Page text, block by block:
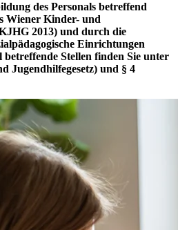
des Personals betreffend
Wiener Kinder- und
2013) und durch die
Einrichtungen
betreffende Stellen finden Sie unter
Jugendhilfegesetz) und § 4